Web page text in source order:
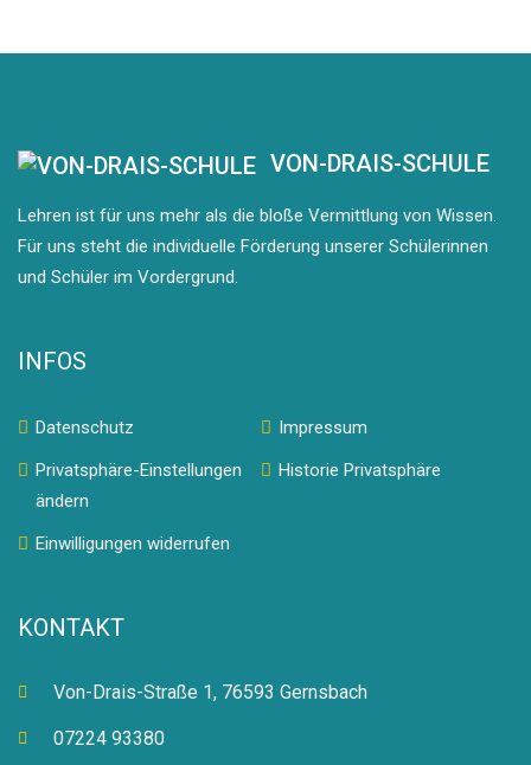
VON-DRAIS-SCHULE
Lehren ist für uns mehr als die bloße Vermittlung von Wissen.
Für uns steht die individuelle Förderung unserer Schülerinnen
und Schüler im Vordergrund.
INFOS
Datenschutz
Impressum
Privatsphäre-Einstellungen
ändern
Historie Privatsphäre
Einwilligungen widerrufen
KONTAKT
Von-Drais-Straße 1, 76593 Gernsbach
07224 93380